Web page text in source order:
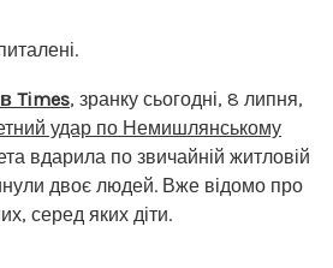
Times, зранку сьогодні, 8 липня,
удар по Немишлянському
вдарила по звичайній житловій
двоє людей. Вже відомо про
серед яких діти.